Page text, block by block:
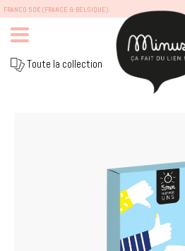
FRANCO 50€ (FRANCE & BELGIQUE)
Toute la collection